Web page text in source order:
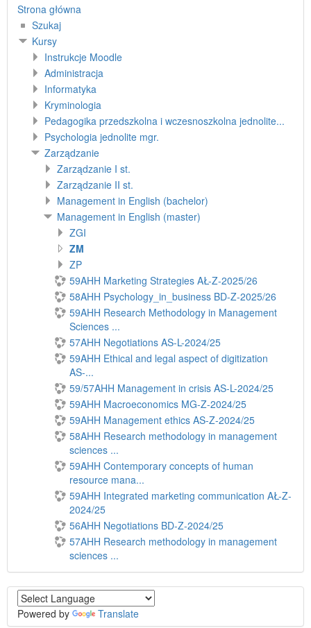
Strona główna
Szukaj
Kursy
Instrukcje Moodle
Administracja
Informatyka
Kryminologia
Pedagogika przedszkolna i wczesnoszkolna jednolite...
Psychologia jednolite mgr.
Zarządzanie
Zarządzanie I st.
Zarządzanie II st.
Management in English (bachelor)
Management in English (master)
ZGI
ZM
ZP
59AHH Marketing Strategies AŁ-Z-2025/26
58AHH Psychology_in_business BD-Z-2025/26
59AHH Research Methodology in Management
Sciences ...
57AHH Negotiations AS-L-2024/25
59AHH Ethical and legal aspect of digitization
AS-...
59/57AHH Management in crisis AS-L-2024/25
59AHH Macroeconomics MG-Z-2024/25
59AHH Management ethics AS-Z-2024/25
58AHH Research methodology in management
sciences ...
59AHH Contemporary concepts of human
resource mana...
59AHH Integrated marketing communication AŁ-Z-
2024/25
56AHH Negotiations BD-Z-2024/25
57AHH Research methodology in management
sciences ...
Powered by Translate